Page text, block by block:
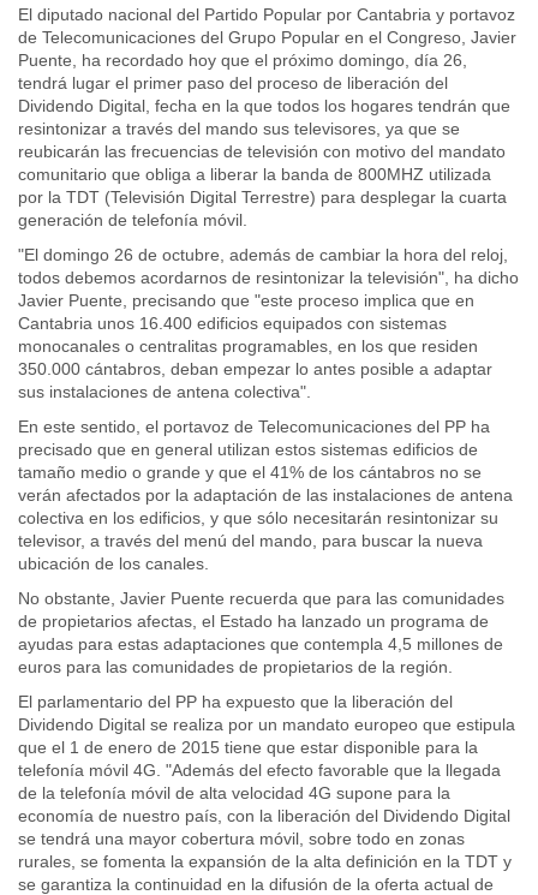
El diputado nacional del Partido Popular por Cantabria y portavoz
de Telecomunicaciones del Grupo Popular en el Congreso, Javier
Puente, ha recordado hoy que el próximo domingo, día 26,
tendrá lugar el primer paso del proceso de liberación del
Dividendo Digital, fecha en la que todos los hogares tendrán que
resintonizar a través del mando sus televisores, ya que se
reubicarán las frecuencias de televisión con motivo del mandato
comunitario que obliga a liberar la banda de 800MHZ utilizada
por la TDT (Televisión Digital Terrestre) para desplegar la cuarta
generación de telefonía móvil.
"El domingo 26 de octubre, además de cambiar la hora del reloj,
todos debemos acordarnos de resintonizar la televisión", ha dicho
Javier Puente, precisando que "este proceso implica que en
Cantabria unos 16.400 edificios equipados con sistemas
monocanales o centralitas programables, en los que residen
350.000 cántabros, deban empezar lo antes posible a adaptar
sus instalaciones de antena colectiva".
En este sentido, el portavoz de Telecomunicaciones del PP ha
precisado que en general utilizan estos sistemas edificios de
tamaño medio o grande y que el 41% de los cántabros no se
verán afectados por la adaptación de las instalaciones de antena
colectiva en los edificios, y que sólo necesitarán resintonizar su
televisor, a través del menú del mando, para buscar la nueva
ubicación de los canales.
No obstante, Javier Puente recuerda que para las comunidades
de propietarios afectas, el Estado ha lanzado un programa de
ayudas para estas adaptaciones que contempla 4,5 millones de
euros para las comunidades de propietarios de la región.
El parlamentario del PP ha expuesto que la liberación del
Dividendo Digital se realiza por un mandato europeo que estipula
que el 1 de enero de 2015 tiene que estar disponible para la
telefonía móvil 4G. "Además del efecto favorable que la llegada
de la telefonía móvil de alta velocidad 4G supone para la
economía de nuestro país, con la liberación del Dividendo Digital
se tendrá una mayor cobertura móvil, sobre todo en zonas
rurales, se fomenta la expansión de la alta definición en la TDT y
se garantiza la continuidad en la difusión de la oferta actual de